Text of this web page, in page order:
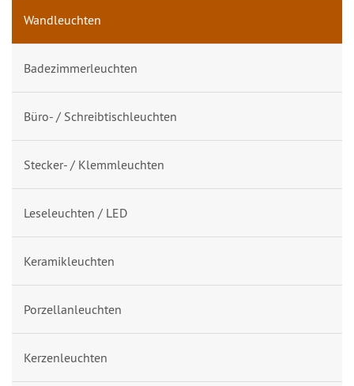
Wandleuchten
Badezimmerleuchten
Büro- / Schreibtischleuchten
Stecker- / Klemmleuchten
Leseleuchten / LED
Keramikleuchten
Porzellanleuchten
Kerzenleuchten